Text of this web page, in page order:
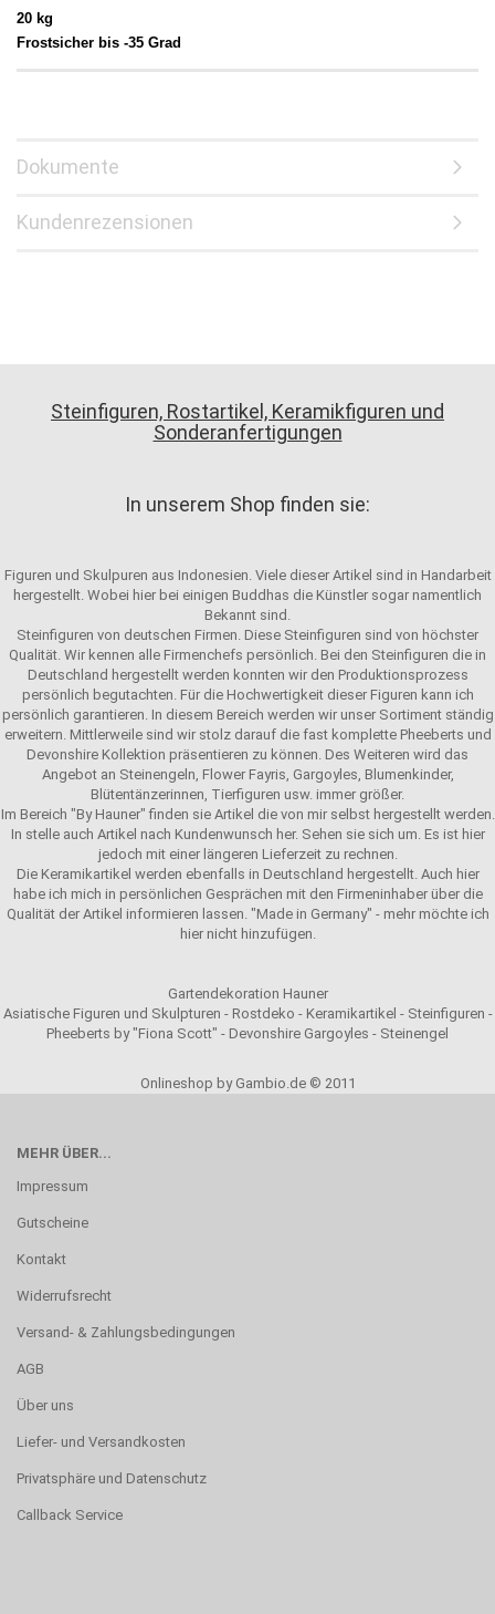
20 kg
Frostsicher bis -35 Grad
Dokumente
Kundenrezensionen
Steinfiguren, Rostartikel, Keramikfiguren und
Sonderanfertigungen
In unserem Shop finden sie:
Figuren und Skulpuren aus Indonesien. Viele dieser Artikel sind in Handarbeit
hergestellt. Wobei hier bei einigen Buddhas die Künstler sogar namentlich
Bekannt sind.
Steinfiguren von deutschen Firmen. Diese Steinfiguren sind von höchster
Qualität. Wir kennen alle Firmenchefs persönlich. Bei den Steinfiguren die in
Deutschland hergestellt werden konnten wir den Produktionsprozess
persönlich begutachten. Für die Hochwertigkeit dieser Figuren kann ich
persönlich garantieren. In diesem Bereich werden wir unser Sortiment ständig
erweitern. Mittlerweile sind wir stolz darauf die fast komplette Pheeberts und
Devonshire Kollektion präsentieren zu können. Des Weiteren wird das
Angebot an Steinengeln, Flower Fayris, Gargoyles, Blumenkinder,
Blütentänzerinnen, Tierfiguren usw. immer größer.
Im Bereich "By Hauner" finden sie Artikel die von mir selbst hergestellt werden.
In stelle auch Artikel nach Kundenwunsch her. Sehen sie sich um. Es ist hier
jedoch mit einer längeren Lieferzeit zu rechnen.
Die Keramikartikel werden ebenfalls in Deutschland hergestellt. Auch hier
habe ich mich in persönlichen Gesprächen mit den Firmeninhaber über die
Qualität der Artikel informieren lassen. "Made in Germany" - mehr möchte ich
hier nicht hinzufügen.
Gartendekoration Hauner
Asiatische Figuren und Skulpturen - Rostdeko - Keramikartikel - Steinfiguren -
Pheeberts by "Fiona Scott" - Devonshire Gargoyles - Steinengel
Onlineshop by Gambio.de © 2011
MEHR ÜBER...
Impressum
Gutscheine
Kontakt
Widerrufsrecht
Versand- & Zahlungsbedingungen
AGB
Über uns
Liefer- und Versandkosten
Privatsphäre und Datenschutz
Callback Service